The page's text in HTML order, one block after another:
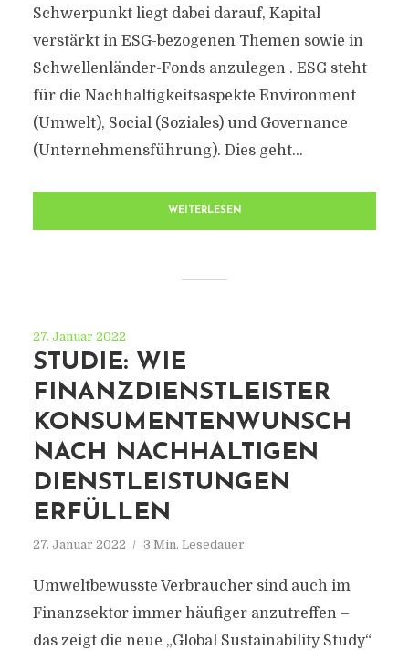
Schwerpunkt liegt dabei darauf, Kapital
verstärkt in ESG-bezogenen Themen sowie in
Schwellenländer-Fonds anzulegen . ESG steht
für die Nachhaltigkeitsaspekte Environment
(Umwelt), Social (Soziales) und Governance
(Unternehmensführung). Dies geht...
WEITERLESEN
27. Januar 2022
STUDIE: WIE
FINANZDIENSTLEISTER
KONSUMENTENWUNSCH
NACH NACHHALTIGEN
DIENSTLEISTUNGEN
ERFÜLLEN
27. Januar 2022 3 Min. Lesedauer
Umweltbewusste Verbraucher sind auch im
Finanzsektor immer häufiger anzutreffen –
das zeigt die neue „Global Sustainability Study“